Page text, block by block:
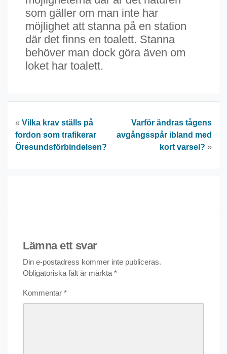
som gäller om man inte har
möjlighet att stanna på en station
där det finns en toalett. Stanna
behöver man dock göra även om
loket har toalett.
« Vilka krav ställs på
fordon som trafikerar
Öresundsförbindelsen?
Varför ändras tågens
avgångsspår ibland med
kort varsel? »
Lämna ett svar
Din e-postadress kommer inte publiceras.
Obligatoriska fält är märkta *
Kommentar *